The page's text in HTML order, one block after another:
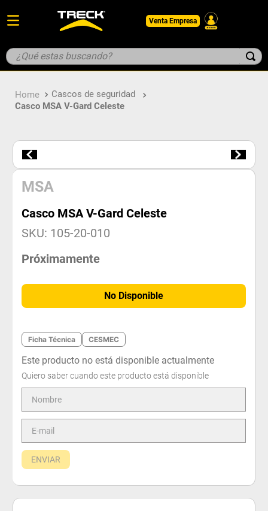
Venta Empresa
¿Qué estas buscando?
Cascos de seguridad
Casco MSA V-Gard Celeste
MSA
Casco MSA V-Gard Celeste
SKU: 105-20-010
Próximamente
No Disponible
Ficha Técnica CESMEC
Este producto no está disponible actualmente
Quiero saber cuando este producto está disponible
ENVIAR
1. botin